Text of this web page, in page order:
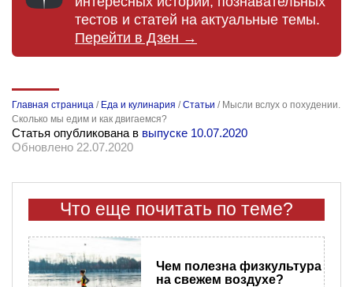
тестов и статей на актуальные темы.
Перейти в Дзен →
Главная страница / Еда и кулинария /Статьи / Мысли вслух о похудении.
Сколько мы едим и как двигаемся?
Статья опубликована в выпуске 10.07.2020
Обновлено 22.07.2020
Что еще почитать по теме?
Чем полезна физкультура
на свежем воздухе?